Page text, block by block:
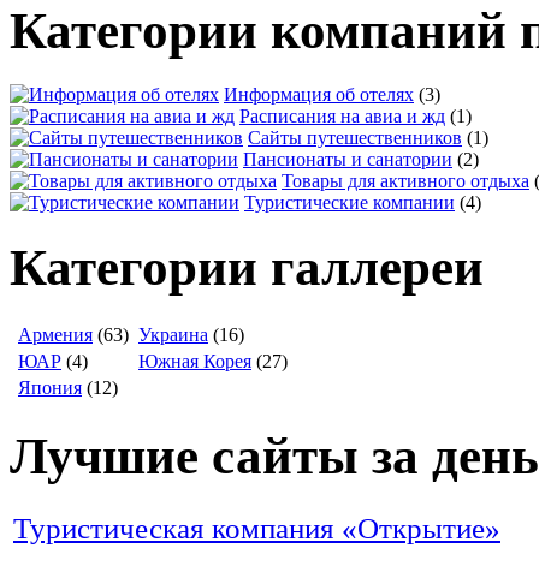
Категории компаний
Информация об отелях (3)
Расписания на авиа и жд (1)
Сайты путешественников (1)
Пансионаты и санатории (2)
Товары для активного отдыха
Туристические компании (4)
Категории галлереи
Армения (63) Украина (16)
ЮАР (4) Южная Корея (27)
Япония (12)
Лучшие сайты за день
Туристическая компания «Открытие»